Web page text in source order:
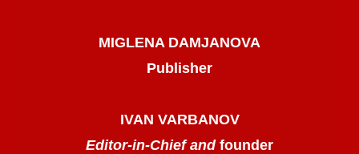
MIGLENA DAMJANOVA
Publisher
IVAN VARBANOV
Editor-in-Chief and founder